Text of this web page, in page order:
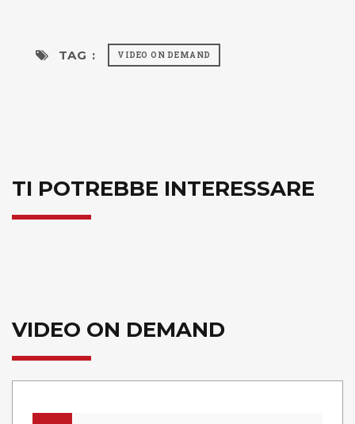
TAG : VIDEO ON DEMAND
TI POTREBBE INTERESSARE
VIDEO ON DEMAND